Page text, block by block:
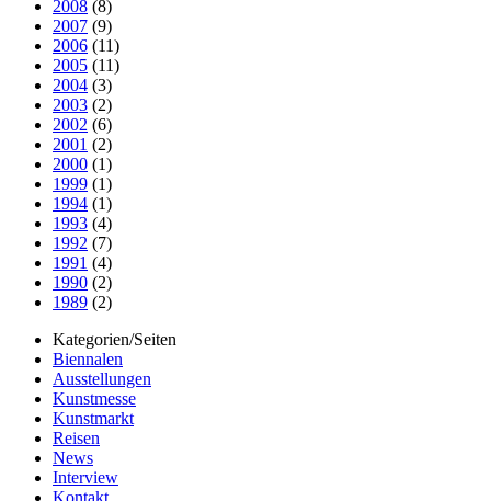
2008 (8)
2007 (9)
2006 (11)
2005 (11)
2004 (3)
2003 (2)
2002 (6)
2001 (2)
2000 (1)
1999 (1)
1994 (1)
1993 (4)
1992 (7)
1991 (4)
1990 (2)
1989 (2)
Kategorien/Seiten
Biennalen
Ausstellungen
Kunstmesse
Kunstmarkt
Reisen
News
Interview